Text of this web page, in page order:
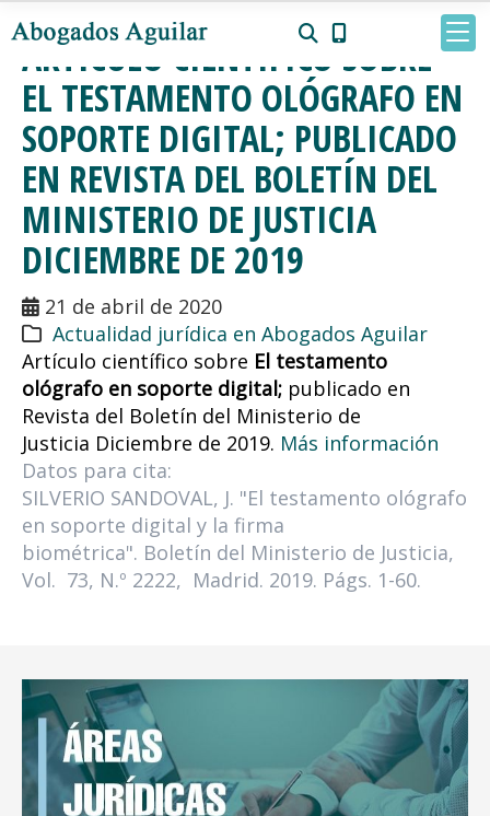
ARTÍCULO CIENTÍFICO SOBRE
EL TESTAMENTO OLÓGRAFO EN
SOPORTE DIGITAL; PUBLICADO
EN REVISTA DEL BOLETÍN DEL
MINISTERIO DE JUSTICIA
DICIEMBRE DE 2019
21 de abril de 2020
Actualidad jurídica en Abogados Aguilar
Artículo científico sobre El testamento
ológrafo en soporte digital; publicado en
Revista del Boletín del Ministerio de
Justicia Diciembre de 2019. Más información
Datos para cita:
SILVERIO SANDOVAL, J. "El testamento ológrafo
en soporte digital y la firma
biométrica". Boletín del Ministerio de Justicia,
Vol. 73, N.º 2222, Madrid. 2019. Págs. 1-60.